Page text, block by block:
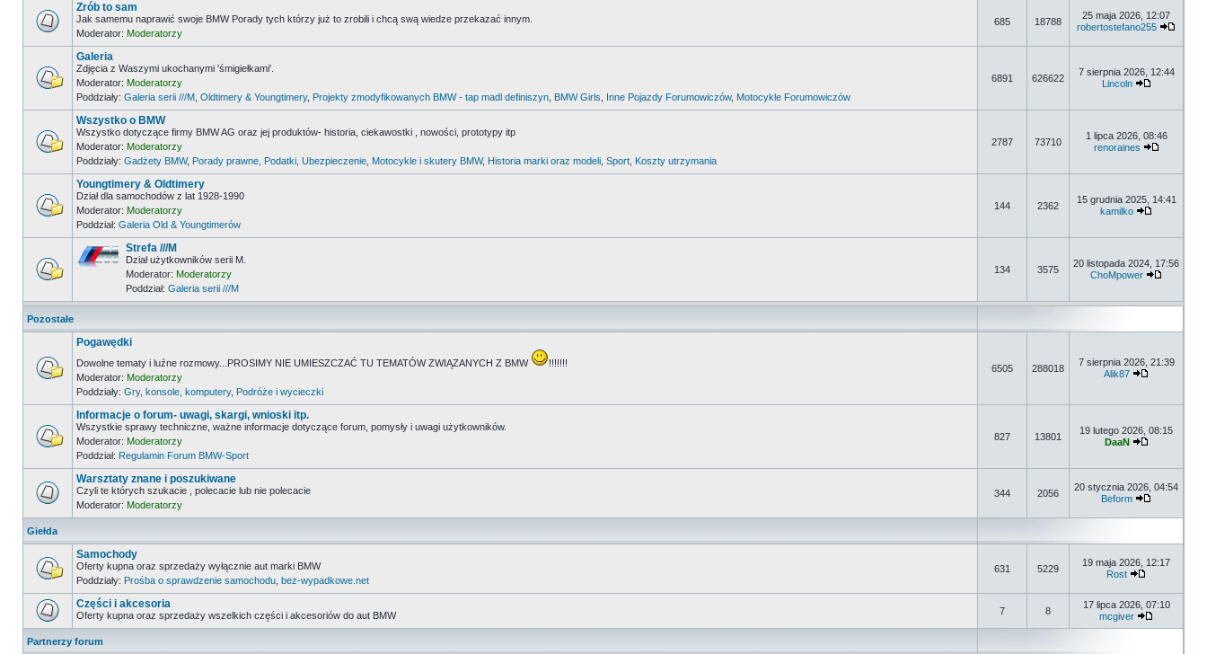
Zrób to sam
Jak samemu naprawić swoje BMW Porady tych którzy już to zrobili i chcą swą wiedze przekazać innym.
Moderator: Moderatorzy
685 18788
25 maja 2026, 12:07
robertostefano255
Galeria
Zdjęcia z Waszymi ukochanymi 'śmigiełkami'.
Moderator: Moderatorzy
Poddziały: Galeria serii ///M Oldtimery & Youngtimery, Projekty zmodyfikowanych BMW - tap madl definiszyn BMW Girls Inne Pojazdy Forumowiczów, Motocykle Forumowiczów
6891 626622
7 sierpnia 2026, 12:44
Lincoln
Wszystko o BMW
Wszystko dotyczące firmy BMW AG oraz jej produktów- historia, ciekawostki , nowości, prototypy itp
Moderator: Moderatorzy
Poddziały: Gadżety BMW, Porady prawne, Podatki, Ubezpieczenie Motocykle i skutery BMW, Historia marki oraz modeli Sport Koszty utrzymania
2787 73710
1 lipca 2026, 08:46
renoraines
Youngtimery & Oldtimery
Dział dla samochodów z lat 1928-1990
Moderator: Moderatorzy
Poddział: Galeria Old & Youngtimerów
144 2362
15 grudnia 2025, 14:41
kamilko
Strefa ///M
Dział użytkowników serii M.
Moderator: Moderatorzy
Poddział: Galeria serii ///M
134 3575
20 listopada 2024, 17:56
ChoMpower
Pozostałe
Pogawędki
Dowolne tematy i luźne rozmowy...PROSIMY NIE UMIESZCZAĆ TU TEMATÓW ZWIĄZANYCH Z BMW
!!!!!!!
Moderator: Moderatorzy
Poddziały: Gry, konsole, komputery, Podróże i wycieczki
6505 288018
7 sierpnia 2026, 21:39
Alik87
Informacje o forum- uwagi, skargi, wnioski itp.
Wszystkie sprawy techniczne, ważne informacje dotyczące forum, pomysły i uwagi użytkowników.
Moderator: Moderatorzy
Poddział: Regulamin Forum BMW-Sport
827 13801
19 lutego 2026, 08:15
DaaN
Warsztaty znane i poszukiwane
Czyli te których szukacie , polecacie lub nie polecacie
Moderator: Moderatorzy
344 2056
20 stycznia 2026, 04:54
Beform
Giełda
Samochody
Oferty kupna oraz sprzedaży wyłącznie aut marki BMW
Poddziały: Prośba o sprawdzenie samochodu bez-wypadkowe.net
631 5229
19 maja 2026, 12:17
Rost
Części i akcesoria
Oferty kupna oraz sprzedaży wszelkich części i akcesoriów do aut BMW 7 8
17 lipca 2026, 07:10
mcgiver
Partnerzy forum